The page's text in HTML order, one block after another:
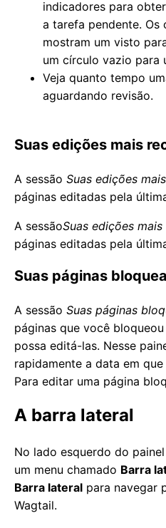
indicadores para
a tarefa pendente. Os
mostram um visto
um círculo vazio para
Veja quanto tempo
aguardando revisão.
Suas edições mais
A sessão Suas edições
páginas editadas pela
A sessãoSuas edições
páginas editadas pela
Suas páginas
A sessão Suas páginas
páginas que você
possa editá-las. Nesse
rapidamente a data em
Para editar uma página
A barra lateral
No lado esquerdo do
um menu chamado Barra
Barra lateral para navegar
Wagtail.